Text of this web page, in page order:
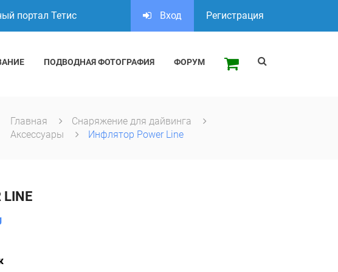
портал Тетис Вход Регистрация
ПОДВОДНАЯ ФОТОГРАФИЯ ФОРУМ
Главная
Снаряжение для дайвинга
Аксессуары
Инфлятор Power Line